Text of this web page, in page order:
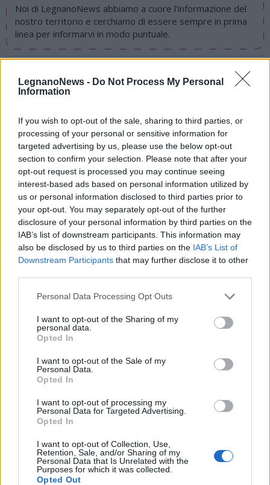
LegnanoNews - Do Not Process My Personal
Information
If you wish to opt-out of the sale, sharing to third parties, or
processing of your personal or sensitive information for
targeted advertising by us, please use the below opt-out
section to confirm your selection. Please note that after your
opt-out request is processed you may continue seeing
interest-based ads based on personal information utilized by
us or personal information disclosed to third parties prior to
your opt-out. You may separately opt-out of the further
disclosure of your personal information by third parties on the
IAB’s list of downstream participants. This information may
also be disclosed by us to third parties on the IAB’s List of
Downstream Participants that may further disclose it to other
Personal Data Processing Opt Outs
I want to opt-out of the Sharing of my
personal data.
Opted In
I want to opt-out of the Sale of my
Personal Data.
Opted In
I want to opt-out of processing my
Personal Data for Targeted Advertising.
Opted In
I want to opt-out of Collection, Use,
Retention, Sale, and/or Sharing of my
Personal Data that Is Unrelated with the
Purposes for which it was collected.
Opted Out
Noi di LegnanoNews abbiamo a cuore l'informazione del
nostro territorio e cerchiamo di essere sempre in prima
linea per informarvi in modo puntuale.
paralimpiadi 2020
alessia berra
LEGGI GLI ALTRI ARTICOLI DI
LOMBARDIA
Selezioniamo per te
Il meglio di
Commenti
Accedi o
L'email è richiesta ma non verrà mostrata ai visitatori. Il contenuto di questo
commento esprime il pensiero dell'autore e non rappresenta la linea editoriale
di VareseNews.it, che rimane autonoma e indipendente. I messaggi inclusi nei
che includano uno o più link a siti esterni verranno rimossi in automatico dal